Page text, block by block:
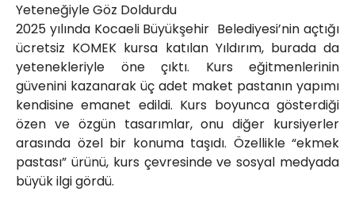
Yeteneğiyle Göz Doldurdu
2025 yılında Kocaeli Büyükşehir Belediyesi’nin açtığı
ücretsiz KOMEK kursa katılan Yıldırım, burada da
yetenekleriyle öne çıktı. Kurs eğitmenlerinin
güvenini kazanarak üç adet maket pastanın yapımı
kendisine emanet edildi. Kurs boyunca gösterdiği
özen ve özgün tasarımlar, onu diğer kursiyerler
arasında özel bir konuma taşıdı. Özellikle “ekmek
pastası” ürünü, kurs çevresinde ve sosyal medyada
büyük ilgi gördü.